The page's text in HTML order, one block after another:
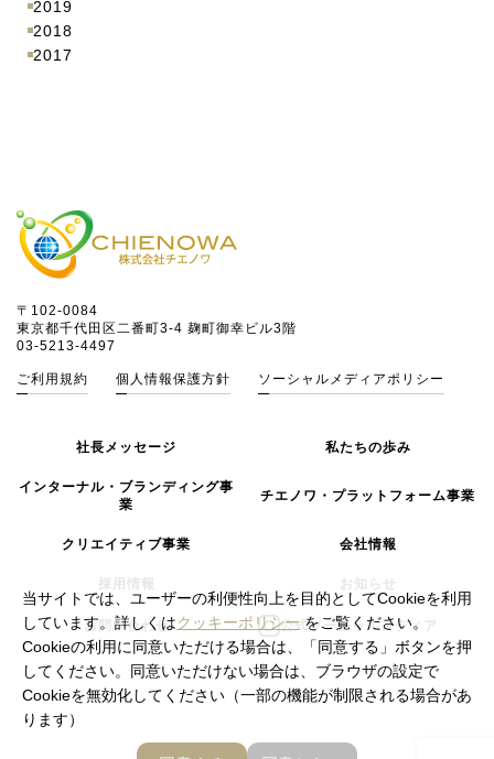
2019
2018
2017
〒102-0084
東京都千代田区二番町3-4 麹町御幸ビル3階
03-5213-4497
ご利用規約 個人情報保護方針 ソーシャルメディアポリシー
社長メッセージ 私たちの歩み
インターナル・ブランディング事
業
チエノワ・プラットフォーム事業
クリエイティブ事業 会社情報
採用情報 お知らせ
お問い合わせ 公式ソーシャルメディア
当サイトでは、ユーザーの利便性向上を目的としてCookieを利用
しています。詳しくはクッキーポリシーをご覧ください。
Cookieの利用に同意いただける場合は、「同意する」ボタンを押
してください。同意いただけない場合は、ブラウザの設定で
Cookieを無効化してください（一部の機能が制限される場合があ
ります）